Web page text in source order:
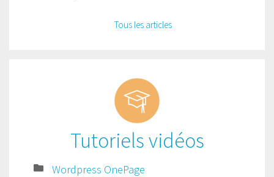
Tous les articles
Tutoriels vidéos
Wordpress OnePage